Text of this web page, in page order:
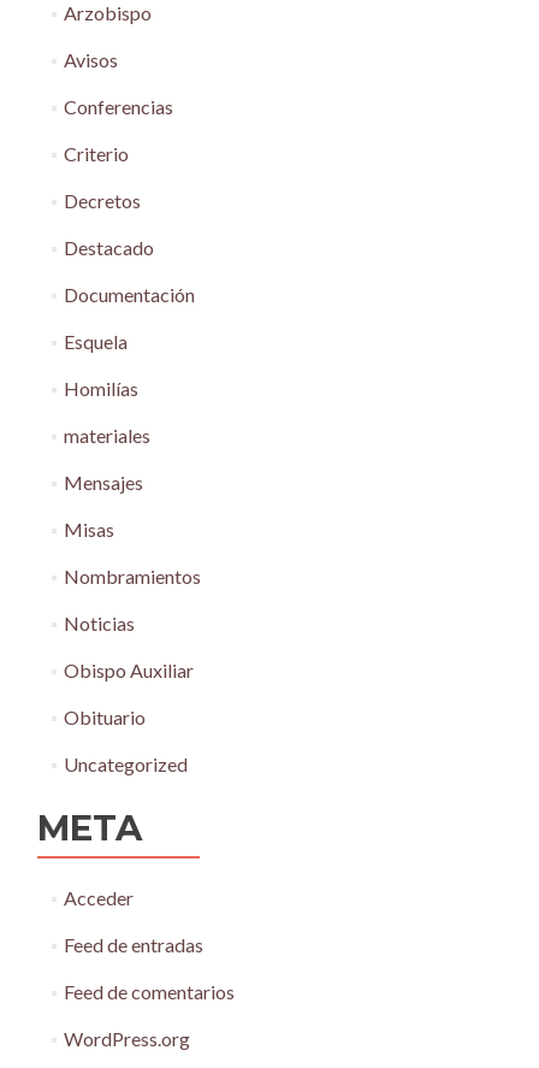
Arzobispo
Avisos
Conferencias
Criterio
Decretos
Destacado
Documentación
Esquela
Homilías
materiales
Mensajes
Misas
Nombramientos
Noticias
Obispo Auxiliar
Obituario
Uncategorized
META
Acceder
Feed de entradas
Feed de comentarios
WordPress.org